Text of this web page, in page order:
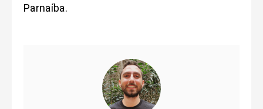
Parnaíba.